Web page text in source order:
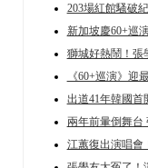
203場紅館騷破
新加坡慶60+巡
獅城好熱鬧！張
《60+巡演》迎
出道41年韓國首
兩年前暈倒舞台
江蕙復出演唱會